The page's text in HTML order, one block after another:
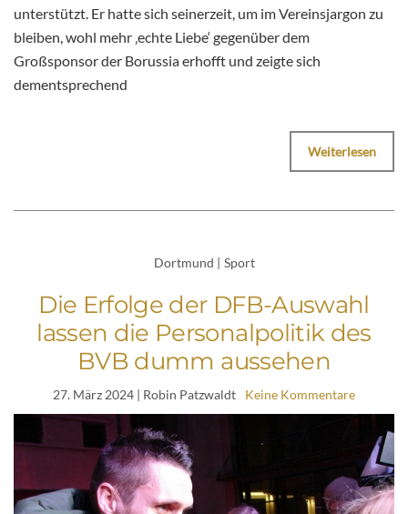
unterstützt. Er hatte sich seinerzeit, um im Vereinsjargon zu
bleiben, wohl mehr ‚echte Liebe‘ gegenüber dem
Großsponsor der Borussia erhofft und zeigte sich
dementsprechend
Weiterlesen
Dortmund | Sport
Die Erfolge der DFB-Auswahl
lassen die Personalpolitik des
BVB dumm aussehen
27. März 2024 | Robin Patzwaldt Keine Kommentare